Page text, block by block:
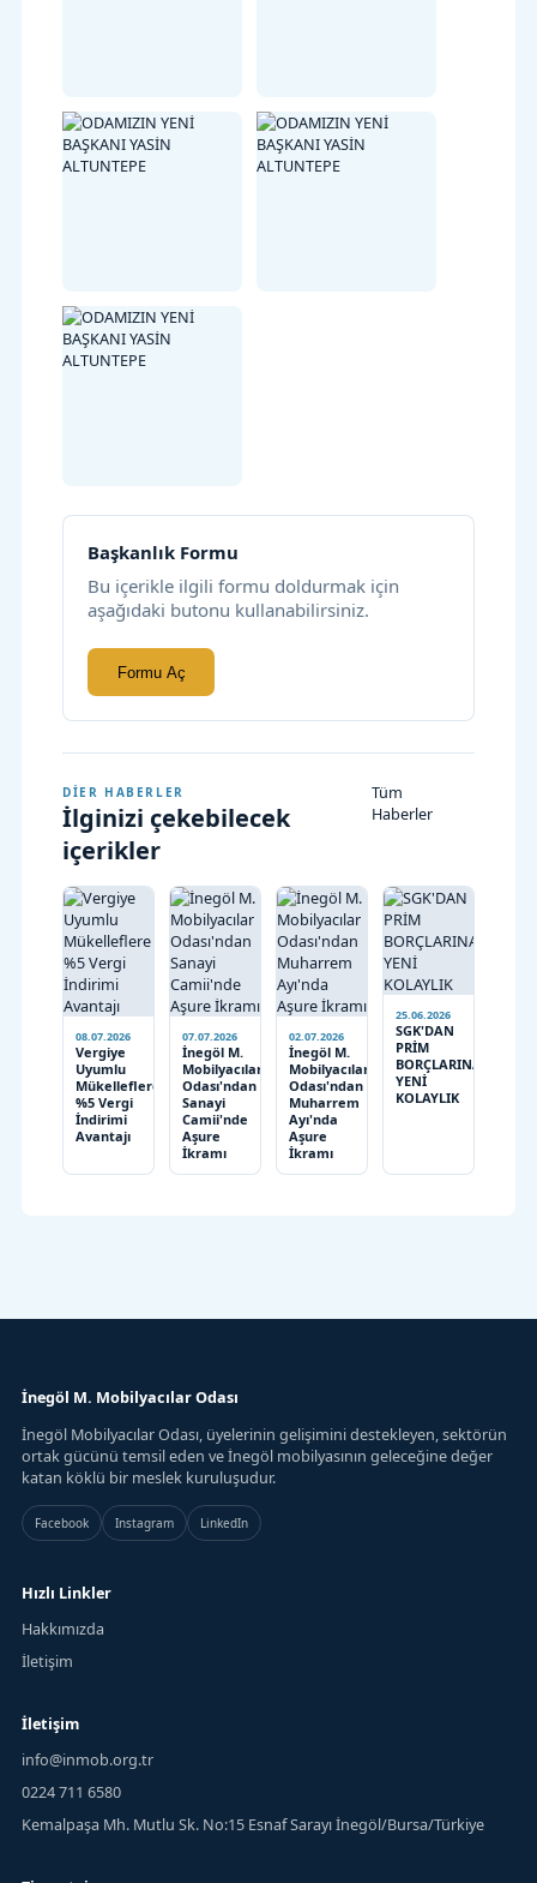
Başkanlık Formu
Bu içerikle ilgili formu doldurmak için
aşağıdaki butonu kullanabilirsiniz.
Formu Aç
DIER HABERLER
İlginizi çekebilecek
içerikler
Tüm
Haberler
08.07.2026
Vergiye
Uyumlu
Mükelleflere
%5 Vergi
İndirimi
Avantajı
07.07.2026
İnegöl M.
Mobilyacılar
Odası'ndan
Sanayi
Camii'nde
Aşure
İkramı
02.07.2026
İnegöl M.
Mobilyacılar
Odası'ndan
Muharrem
Ayı'nda
Aşure
İkramı
25.06.2026
SGK'DAN
PRİM
BORÇLARINA
YENİ
KOLAYLIK
İnegöl M. Mobilyacılar Odası
İnegöl Mobilyacılar Odası, üyelerinin gelişimini destekleyen, sektörün
ortak gücünü temsil eden ve İnegöl mobilyasının geleceğine değer
katan köklü bir meslek kuruluşudur.
Facebook Instagram LinkedIn
Hızlı Linkler
Hakkımızda
İletişim
İletişim
info@inmob.org.tr
0224 711 6580
Kemalpaşa Mh. Mutlu Sk. No:15 Esnaf Sarayı İnegöl/Bursa/Türkiye